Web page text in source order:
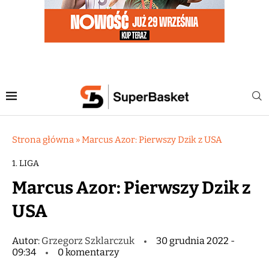
Strona główna »Marcus Azor: Pierwszy Dzik z USA
1. LIGA
Marcus Azor: Pierwszy Dzik z
USA
Autor: Grzegorz Szklarczuk
30 grudnia 2022 -
09:34
0 komentarzy